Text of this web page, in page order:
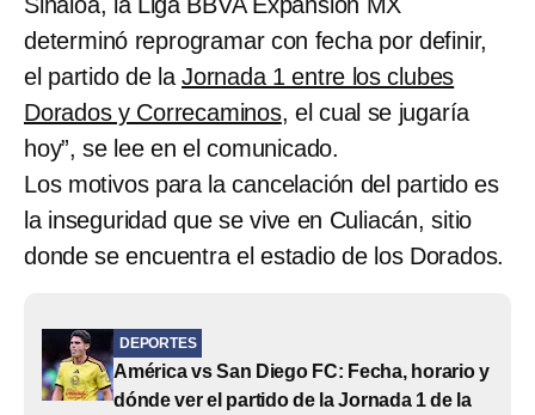
determinó reprogramar con fecha por definir,
el partido de laJornada 1 entre los clubes
Dorados y Correcaminos, el cual se jugaría
hoy”, se lee en el comunicado.
Los motivos para la cancelación del partido es
la inseguridad que se vive en Culiacán, sitio
donde se encuentra el estadio de los Dorados.
DEPORTES
América vs San Diego FC: Fecha, horario y
dónde ver el partido de la Jornada 1 de la